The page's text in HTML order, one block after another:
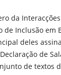
da
de Inclusão em
deles
de
de textos